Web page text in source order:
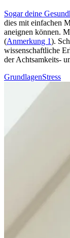
Sogar deine
dies mit ein­fa­chen
aneignen können.
(Anmerkung 1).
wissenschaftliche
der Achtsamkeits-
GrundlagenStress